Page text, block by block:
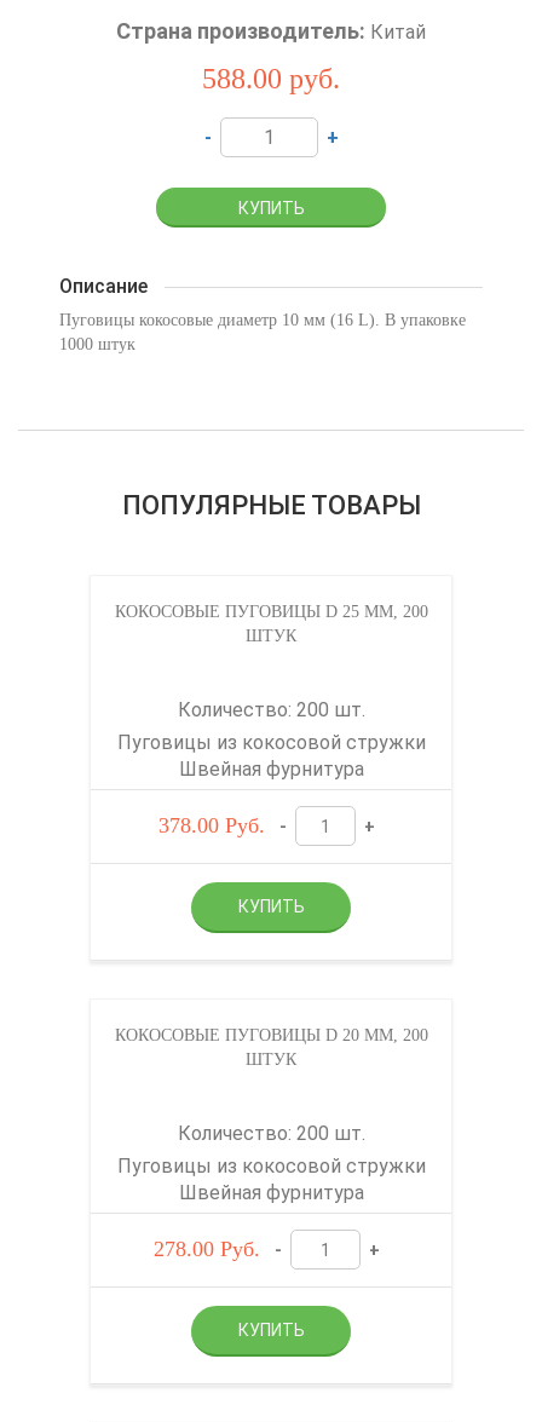
Страна производитель: Китай
588.00 руб.
- +
Описание
Пуговицы кокосовые диаметр 10 мм (16 L). В упаковке
1000 штук
ПОПУЛЯРНЫЕ ТОВАРЫ
КОКОСОВЫЕ ПУГОВИЦЫ D 25 ММ, 200
ШТУК
Количество: 200 шт.
Пуговицы из кокосовой стружки
Швейная фурнитура
378.00 Руб. - +
КОКОСОВЫЕ ПУГОВИЦЫ D 20 ММ, 200
ШТУК
Количество: 200 шт.
Пуговицы из кокосовой стружки
Швейная фурнитура
278.00 Руб. - +